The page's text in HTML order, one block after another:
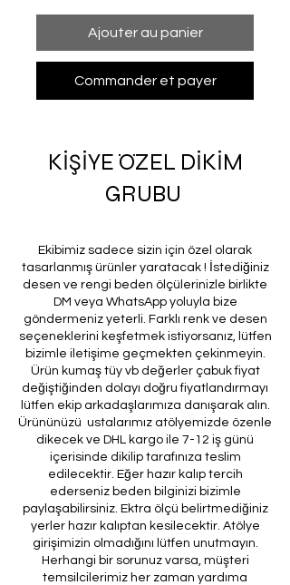
Ajouter au panier
Commander et payer
KİŞİYE ÖZEL DİKİM
GRUBU
Ekibimiz sadece sizin için özel olarak
tasarlanmış ürünler yaratacak ! İstediğiniz
desen ve rengi beden ölçülerinizle birlikte
DM veya WhatsApp yoluyla bize
göndermeniz yeterli. Farklı renk ve desen
seçeneklerini keşfetmek istiyorsanız, lütfen
bizimle iletişime geçmekten çekinmeyin.
Ürün kumaş tüy vb değerler çabuk fiyat
değiştiğinden dolayı doğru fiyatlandırmayı
lütfen ekip arkadaşlarımıza danışarak alın.
Ürününüzü ustalarımız atölyemizde özenle
dikecek ve DHL kargo ile 7-12 iş günü
içerisinde dikilip tarafınıza teslim
edilecektir. Eğer hazır kalıp tercih
ederseniz beden bilginizi bizimle
paylaşabilirsiniz. Ektra ölçü belirtmediğiniz
yerler hazır kalıptan kesilecektir. Atölye
girişimizin olmadığını lütfen unutmayın.
Herhangi bir sorunuz varsa, müşteri
temsilcilerimiz her zaman yardıma